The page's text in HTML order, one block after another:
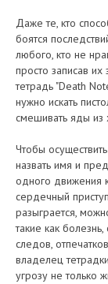
Даже те, кто
боятся
любого, кто не
просто записав
тетрадь "Death
нужно искать
смешивать яды из
Чтобы
назвать имя и
одного движения
сердечный
разыграется,
такие как
следов,
владелец
угрозу не только